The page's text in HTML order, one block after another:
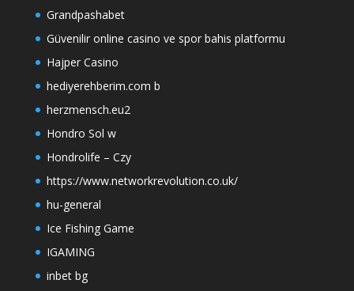
Grandpashabet
Güvenilir online casino ve spor bahis platformu
Hajper Casino
hediyerehberim.com b
herzmensch.eu2
Hondro Sol w
Hondrolife – Czy
https://www.networkrevolution.co.uk/
hu-general
Ice Fishing Game
IGAMING
inbet bg